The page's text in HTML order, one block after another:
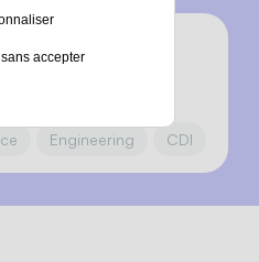
Engineering CDI
accepter